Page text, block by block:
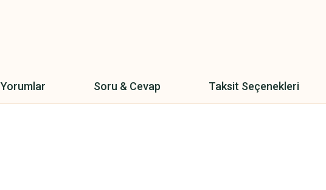
Yorumlar Soru & Cevap Taksit Seçenekleri